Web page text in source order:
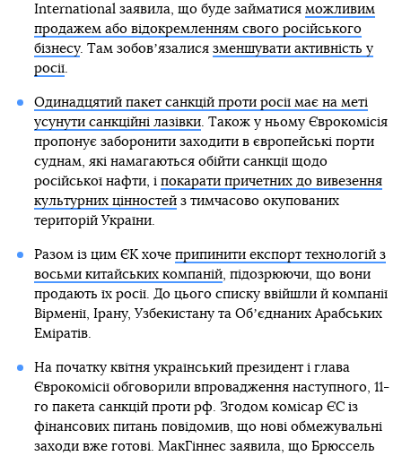
International заявила, що буде займатися можливим
продажем або відокремленням свого російського
бізнесу. Там зобовʼязалися зменшувати активність у
росії.
Одинадцятий пакет санкцій проти росії має на меті
усунути санкційні лазівки. Також у ньому Єврокомісія
пропонує заборонити заходити в європейські порти
суднам, які намагаються обійти санкції щодо
російської нафти, і покарати причетних до вивезення
культурних цінностейз тимчасово окупованих
територій України.
Разом із цим ЄК хоче припинити експорт технологій з
восьми китайських компаній, підозрюючи, що вони
продають їх росії. До цього списку ввійшли й компанії
Вірменії, Ірану, Узбекистану та Обʼєднаних Арабських
Еміратів.
На початку квітня український президент і глава
Єврокомісії обговорили впровадження наступного, 11-
го пакета санкцій проти рф. Згодом комісар ЄС із
фінансових питань повідомив, що нові обмежувальні
заходи вже готові. МакГіннес заявила, що Брюссель